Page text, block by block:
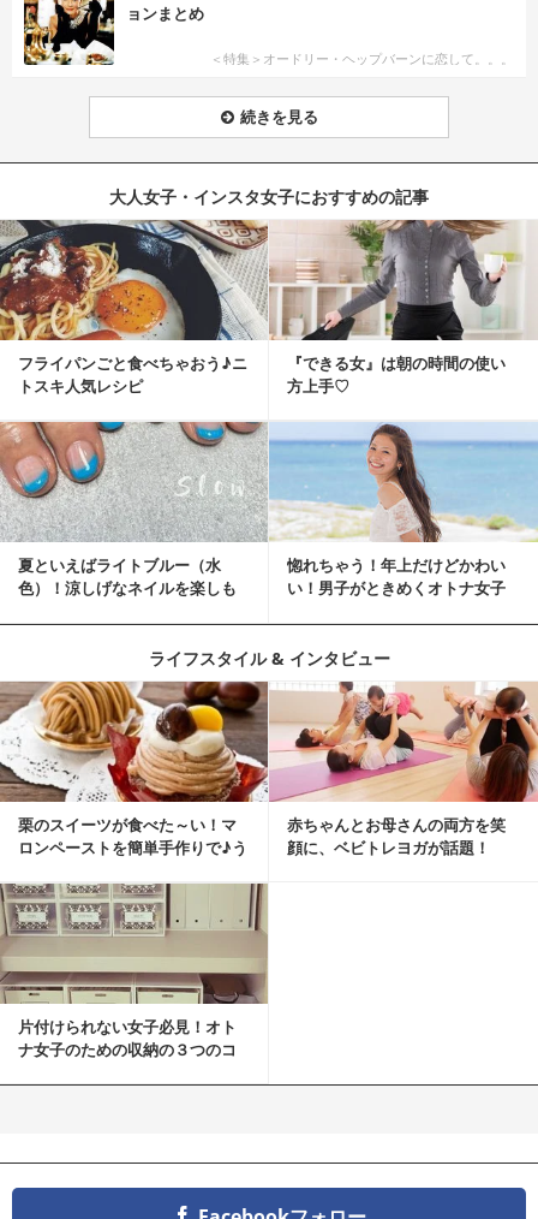
ョンまとめ
＜特集＞オードリー・ヘップバーンに恋して。。。
続きを見る
大人女子・インスタ女子におすすめの記事
フライパンごと食べちゃおう♪ニ
トスキ人気レシピ
『できる女』は朝の時間の使い
方上手♡
夏といえばライトブルー（水
色）！涼しげなネイルを楽しも
惚れちゃう！年上だけどかわい
い！男子がときめくオトナ女子
ライフスタイル & インタビュー
栗のスイーツが食べた～い！マ
ロンペーストを簡単手作りで♪う
赤ちゃんとお母さんの両方を笑
顔に、ベビトレヨガが話題！
片付けられない女子必見！オト
ナ女子のための収納の３つのコ